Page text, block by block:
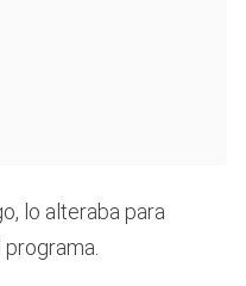
lo alteraba para